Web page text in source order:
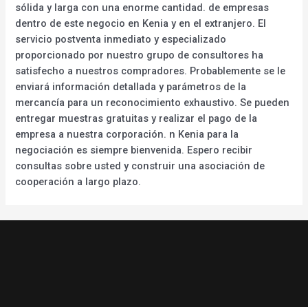
sólida y larga con una enorme cantidad. de empresas
dentro de este negocio en Kenia y en el extranjero. El
servicio postventa inmediato y especializado
proporcionado por nuestro grupo de consultores ha
satisfecho a nuestros compradores. Probablemente se le
enviará información detallada y parámetros de la
mercancía para un reconocimiento exhaustivo. Se pueden
entregar muestras gratuitas y realizar el pago de la
empresa a nuestra corporación. n Kenia para la
negociación es siempre bienvenida. Espero recibir
consultas sobre usted y construir una asociación de
cooperación a largo plazo.